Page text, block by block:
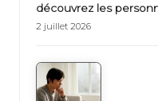
découvrez les
2 juillet 2026